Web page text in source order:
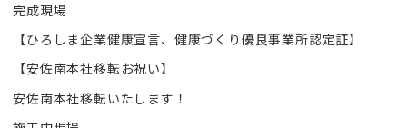
完成現場
【ひろしま企業健康宣言、健康づくり優良事業所認定証】
【安佐南本社移転お祝い】
安佐南本社移転いたします！